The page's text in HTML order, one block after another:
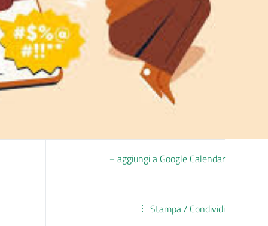
+ aggiungi a Google Calendar
Stampa / Condividi